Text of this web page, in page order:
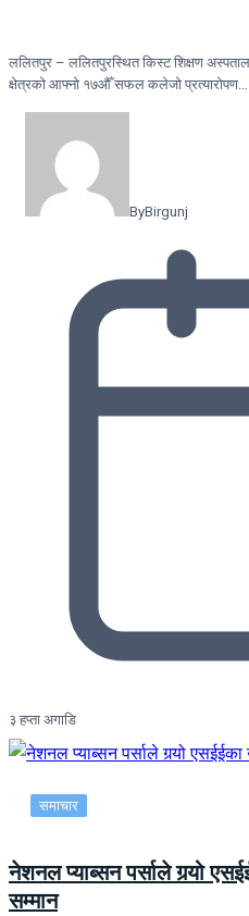
ललितपुर – ललितपुरस्थित किस्ट शिक्षण
क्षेत्रको आफ्नो १७औँ सफल कलेजो प्रत्यारोपण…
ByBirgunj
३ हप्ता अगाडि
समाचार
नेशनल प्याब्सन पर्साले गर्‍यो
सम्मान